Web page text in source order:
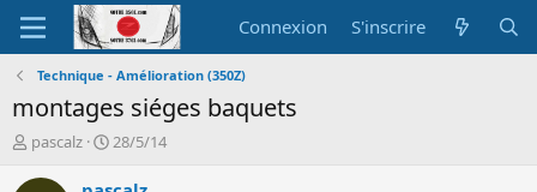
Connexion S'inscrire
Technique - Amélioration (350Z)
montages siéges baquets
A
t
pascalz
D
t
28/5/14